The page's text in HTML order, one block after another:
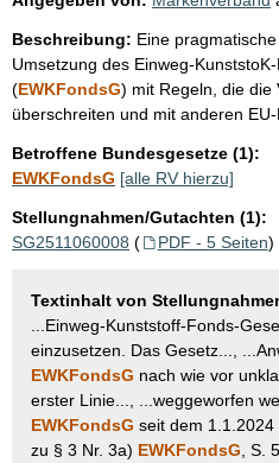
Beschreibung: Eine
Umsetzung des Einweg-
(EWKFondsG) mit Regeln, die die
überschreiten und mit anderen
Betroffene Bundesgesetze (1):
EWKFondsG [alle RV hierzu]
Stellungnahmen/Gutachten (1):
SG2511060008 ( PDF - 5 Seiten)
Textinhalt von
...Einweg-Kunststoff-Fonds-
einzusetzen. Das Gesetz...,
EWKFondsG nach wie vor
erster Linie..., ...weggeworfen
EWKFondsG seit dem
zu § 3 Nr. 3a) EWKFondsG , S.